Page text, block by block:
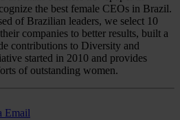
the best female CEOs in Brazil.
of Brazilian leaders, we select 10
companies to better results, built a
contributions to Diversity and
started in 2010 and provides
of outstanding women.
Email